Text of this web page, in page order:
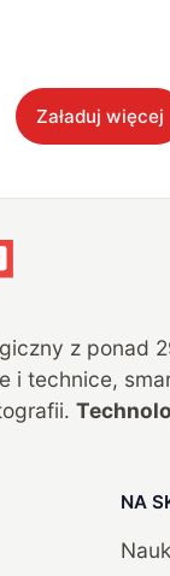
Załaduj więcej
z ponad
i technice,
NA